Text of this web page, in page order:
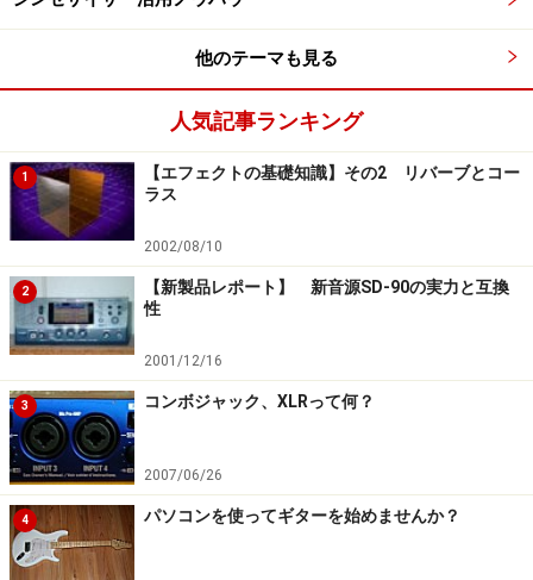
※記事内容は執筆時点のものです。最新の内容をご確認くださ
他のテーマも見る
人気記事ランキング
1
【エフェクトの基礎知識】その2 リバーブとコー
ラス
2002/08/10
2
【新製品レポート】 新音源SD-90の実力と互換
性
2001/12/16
3 コンボジャック、XLRって何？
2007/06/26
4 パソコンを使ってギターを始めませんか？